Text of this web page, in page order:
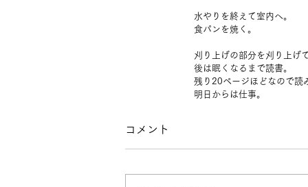
水やりを終えて室内へ。
食パンを焼く。
刈り上げの部分を刈り上げ
後は眠くなるまで読書。
残り20ページほどなので読
明日からは仕事。
コメント